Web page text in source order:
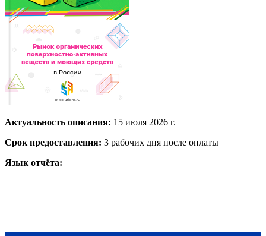
Актуальность описания: 15 июля 2026 г.
Срок предоставления: 3 рабочих дня после оплаты
Язык отчёта: